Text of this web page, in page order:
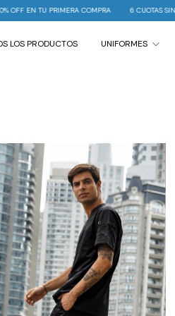
COMPRA 6 CUOTAS SIN INTERÉS +80.000
LOS PRODUCTOS UNIFORMES